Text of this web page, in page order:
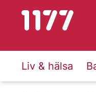
Till startsidan för
Liv & hälsa